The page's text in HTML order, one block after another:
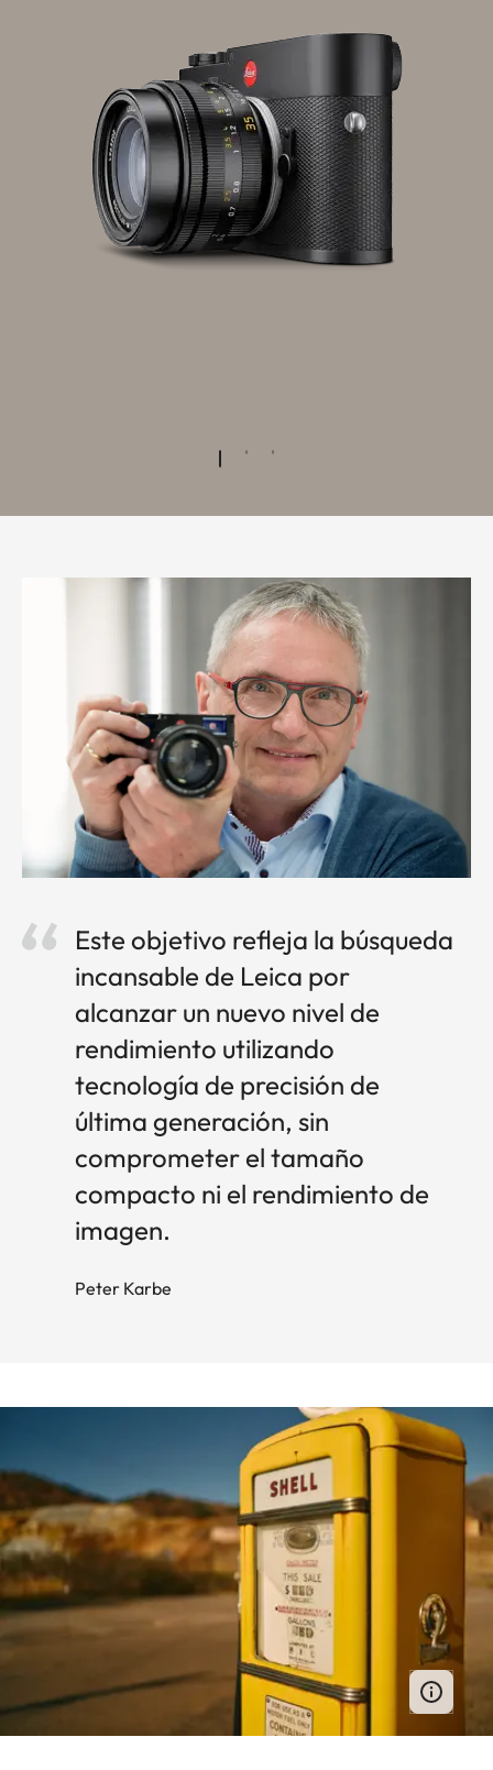
Este objetivo refleja la búsqueda
incansable de Leica por
alcanzar un nuevo nivel de
rendimiento utilizando
tecnología de precisión de
última generación, sin
comprometer el tamaño
compacto ni el rendimiento de
imagen.
Peter Karbe